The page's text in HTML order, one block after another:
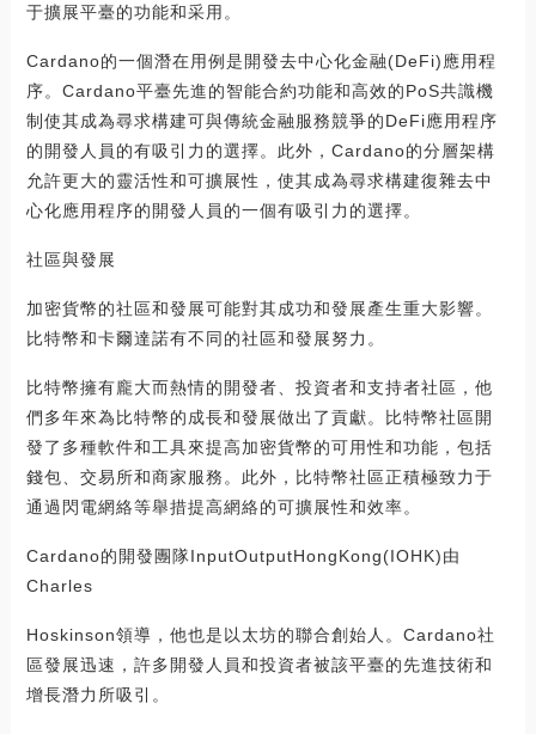
于擴展平臺的功能和采用。
Cardano的一個潛在用例是開發去中心化金融(DeFi)應用程
序。Cardano平臺先進的智能合約功能和高效的PoS共識機
制使其成為尋求構建可與傳統金融服務競爭的DeFi應用程序
的開發人員的有吸引力的選擇。此外，Cardano的分層架構
允許更大的靈活性和可擴展性，使其成為尋求構建復雜去中
心化應用程序的開發人員的一個有吸引力的選擇。
社區與發展
加密貨幣的社區和發展可能對其成功和發展產生重大影響。
比特幣和卡爾達諾有不同的社區和發展努力。
比特幣擁有龐大而熱情的開發者、投資者和支持者社區，他
們多年來為比特幣的成長和發展做出了貢獻。比特幣社區開
發了多種軟件和工具來提高加密貨幣的可用性和功能，包括
錢包、交易所和商家服務。此外，比特幣社區正積極致力于
通過閃電網絡等舉措提高網絡的可擴展性和效率。
Cardano的開發團隊InputOutputHongKong(IOHK)由
Charles
Hoskinson領導，他也是以太坊的聯合創始人。Cardano社
區發展迅速，許多開發人員和投資者被該平臺的先進技術和
增長潛力所吸引。